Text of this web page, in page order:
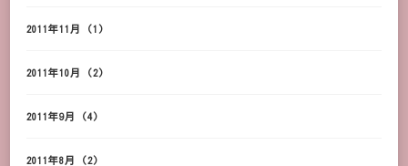
2011年11月 (1)
2011年10月 (2)
2011年9月 (4)
2011年8月 (2)